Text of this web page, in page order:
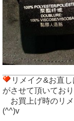
リメイク&お直
がさせて頂いており
お買上げ時のリ
(^^)v